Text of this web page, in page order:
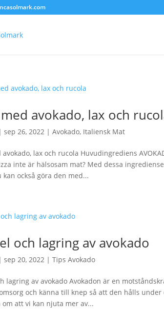
med avokado, lax och
|sep 26, 2022 |Avokado, Italiensk Mat
avokado, lax och rucola Huvudingrediens
inte är hälsosam mat? Med dessa
kan också göra den med...
och lagring av avokado
|sep 20, 2022 |Tips Avokado
lagring av avokado Avokadon är en
och känna till knep så att den hålls
om att vi kan njuta mer av...